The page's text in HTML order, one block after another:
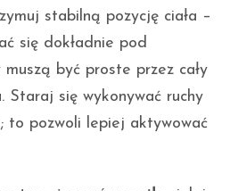
stabilną pozycję ciała –
się dokładnie pod
być proste przez cały
Staraj się wykonywać ruchy
to pozwoli lepiej aktywować